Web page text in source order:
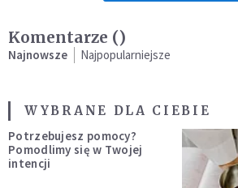
Komentarze ()
Najnowsze Najpopularniejsze
WYBRANE DLA CIEBIE
Potrzebujesz pomocy?
Pomodlimy się w Twojej
intencji